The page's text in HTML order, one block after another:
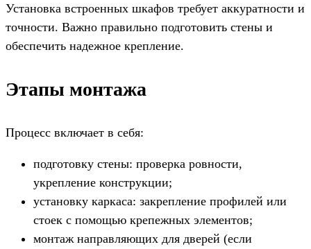
Установка встроенных шкафов требует аккуратности и
точности. Важно правильно подготовить стены и
обеспечить надежное крепление.
Этапы монтажа
Процесс включает в себя:
подготовку стены: проверка ровности,
укрепление конструкции;
установку каркаса: закрепление профилей или
стоек с помощью крепежных элементов;
монтаж направляющих для дверей (если